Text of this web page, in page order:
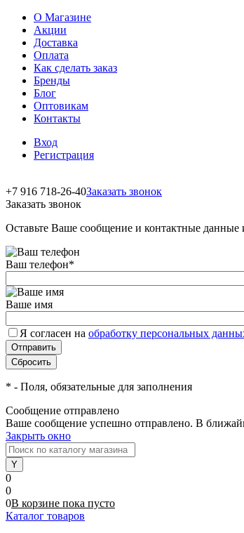
О Магазине
Акции
Доставка
Оплата
Как сделать заказ
Бренды
Блог
Оптовикам
Контакты
Вход
Регистрация
+7 916 718-26-40Заказать звонок
Заказать звонок
Оставьте Ваше сообщение и контактные
Ваш телефон*
Ваше имя
Я согласен на обработку персональных
* - Поля, обязательные для заполнения
Сообщение отправлено
Ваше сообщение успешно отправлено. В
Закрыть окно
0
0
0В корзине пока пусто
Каталог товаров